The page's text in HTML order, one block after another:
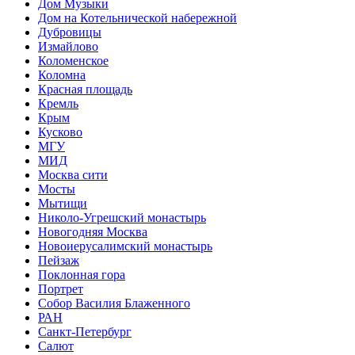
Дом Музыки
Дом на Котельнической набережной
Дубровицы
Измайлово
Коломенское
Коломна
Красная площадь
Кремль
Крым
Кусково
МГУ
МИД
Москва сити
Мосты
Мытищи
Николо-Угрешский монастырь
Новогодняя Москва
Новоиерусалимский монастырь
Пейзаж
Поклонная гора
Портрет
Собор Василия Блаженного
РАН
Санкт-Петербург
Салют